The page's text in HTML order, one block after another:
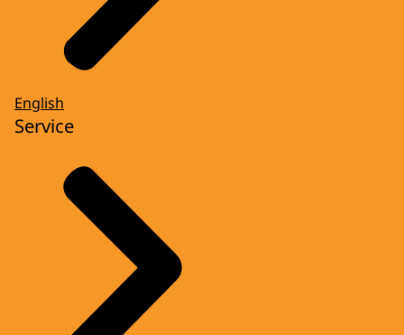
English
Service